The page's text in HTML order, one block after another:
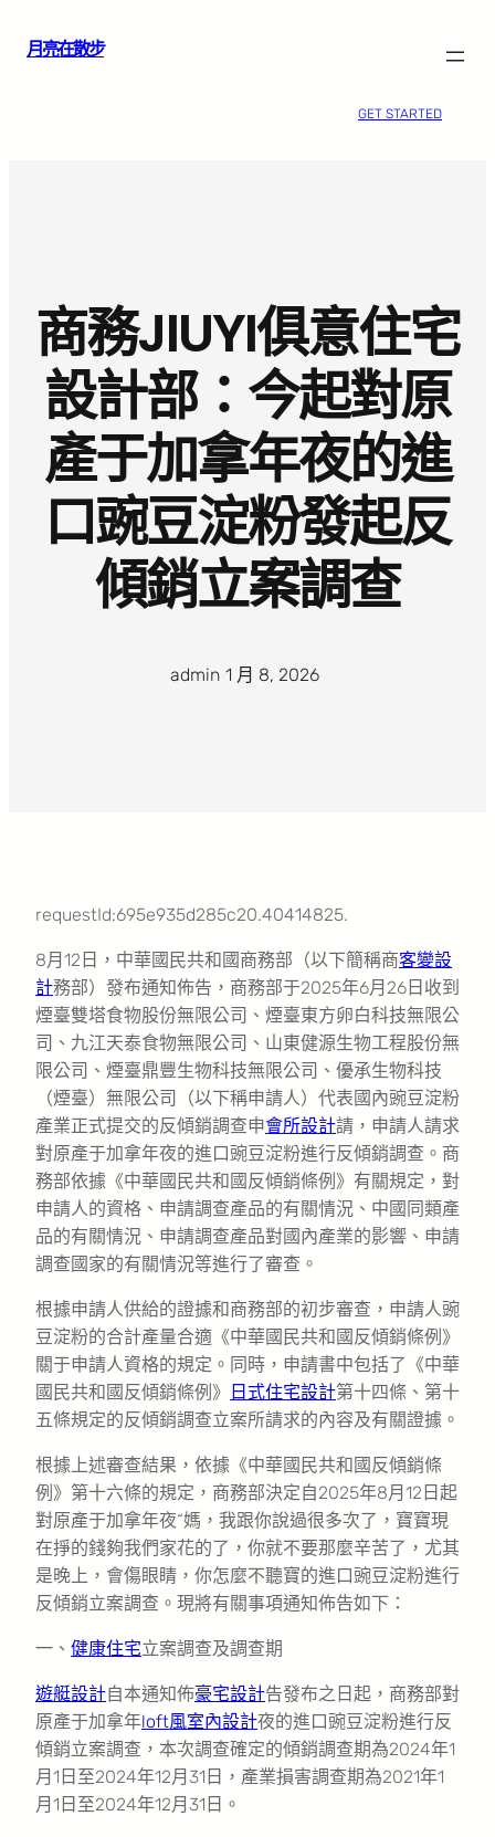
月亮在散步
GET STARTED
商務JIUYI俱意住宅
設計部：今起對原
產于加拿年夜的進
口豌豆淀粉發起反
傾銷立案調查
admin 1 月 8, 2026
requestId:695e935d285c20.40414825.
8月12日，中華國民共和國商務部（以下簡稱商客變設
計務部）發布通知佈告，商務部于2025年6月26日收到
煙臺雙塔食物股份無限公司、煙臺東方卵白科技無限公
司、九江天泰食物無限公司、山東健源生物工程股份無
限公司、煙臺鼎豐生物科技無限公司、優承生物科技
（煙臺）無限公司（以下稱申請人）代表國內豌豆淀粉
產業正式提交的反傾銷調查申會所設計請，申請人請求
對原產于加拿年夜的進口豌豆淀粉進行反傾銷調查。商
務部依據《中華國民共和國反傾銷條例》有關規定，對
申請人的資格、申請調查產品的有關情況、中國同類產
品的有關情況、申請調查產品對國內產業的影響、申請
調查國家的有關情況等進行了審查。
根據申請人供給的證據和商務部的初步審查，申請人豌
豆淀粉的合計產量合適《中華國民共和國反傾銷條例》
關于申請人資格的規定。同時，申請書中包括了《中華
國民共和國反傾銷條例》
日式住宅設計第十四條、第十
五條規定的反傾銷調查立案所請求的內容及有關證據。
根據上述審查結果，依據《中華國民共和國反傾銷條
例》第十六條的規定，商務部決定自2025年8月12日起
對原產于加拿年夜“媽，我跟你說過很多次了，寶寶現
在掙的錢夠我們家花的了，你就不要那麼辛苦了，尤其
是晚上，會傷眼睛，你怎麼不聽寶的進口豌豆淀粉進行
反傾銷立案調查。現將有關事項通知佈告如下：
一、 健康住宅立案調查及調查期
遊艇設計自本通知佈豪宅設計告發布之日起，商務部對
原產于加拿年loft風室內設計夜的進口豌豆淀粉進行反
傾銷立案調查，本次調查確定的傾銷調查期為2024年1
月1日至2024年12月31日，產業損害調查期為2021年1
月1日至2024年12月31日。